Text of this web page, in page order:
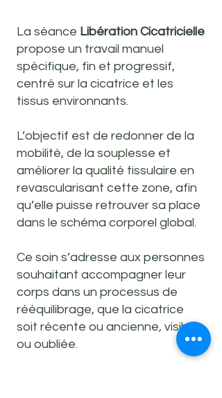
La séance Libération Cicatricielle
propose un travail manuel
spécifique, fin et progressif,
centré sur la cicatrice et les
tissus environnants.
L’objectif est de redonner de la
mobilité, de la souplesse et
améliorer la qualité tissulaire en
revascularisant cette zone, afin
qu’elle puisse retrouver sa place
dans le schéma corporel global.
Ce soin s’adresse aux personnes
souhaitant accompagner leur
corps dans un processus de
rééquilibrage, que la cicatrice
soit récente ou ancienne, visible
ou oubliée.